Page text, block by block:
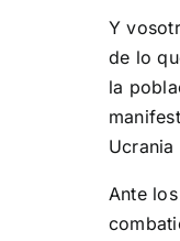
Y
de lo
la
Ucrania
Ante